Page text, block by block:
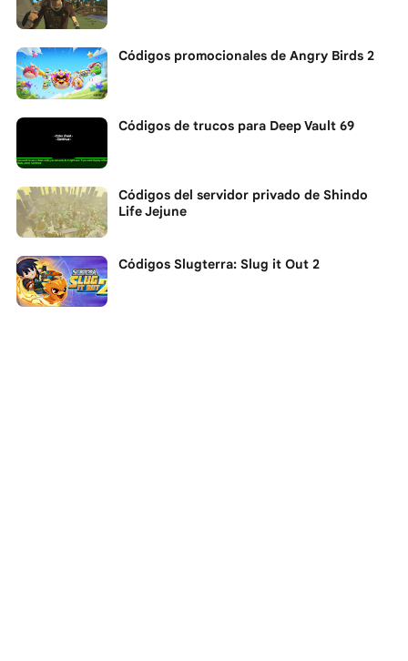
Códigos promocionales de Angry Birds 2
Códigos de trucos para Deep Vault 69
Códigos del servidor privado de Shindo
Life Jejune
Códigos Slugterra: Slug it Out 2